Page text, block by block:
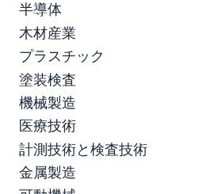
半導体
木材産業
プラスチック
塗装検査
機械製造
医療技術
計測技術と検査技術
金属製造